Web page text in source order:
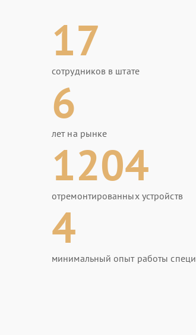
17
сотрудников в штате
6
лет на рынке
1204
отремонтированных устройств
4
минимальный опыт работы